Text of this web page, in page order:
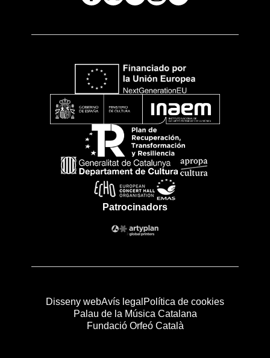
Patrocinadors
Disseny webAvís legal Política de cookies
Palau de la Música Catalana
Fundació Orfeó Català